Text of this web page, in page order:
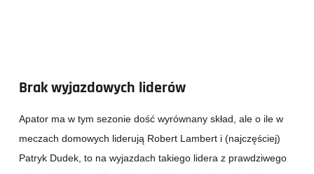
Brak wyjazdowych liderów
Apator ma w tym sezonie dość wyrównany skład, ale o ile w
meczach domowych liderują Robert Lambert i (najczęściej)
Patryk Dudek, to na wyjazdach takiego lidera z prawdziwego